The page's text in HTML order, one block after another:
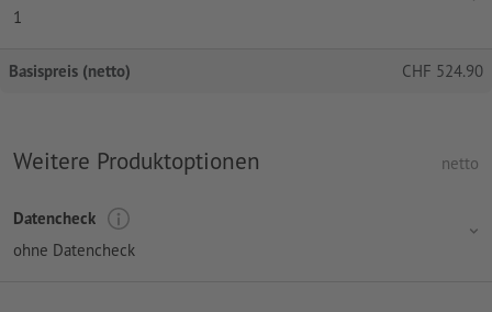
1
Basispreis (netto) CHF 524.90
Weitere Produktoptionen netto
Datencheck
ohne Datencheck